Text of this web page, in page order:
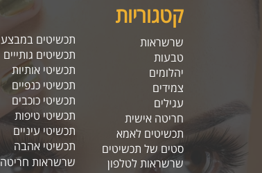
קטגוריות
שרשראות
טבעות
יהלומים
צמידים
עגילים
חריטה אישית
תכשיטים לאמא
סטים של תכשיטים
תכשיטים במבצע
תכשיטים גותייים
תכשיטי אותיות
תכשיטי כנפיים
תכשיטי כוכבים
תכשיטי טיפות
תכשיטי עיניים
תכשיטי אהבה
שרשראות
שרשראות לטלפון